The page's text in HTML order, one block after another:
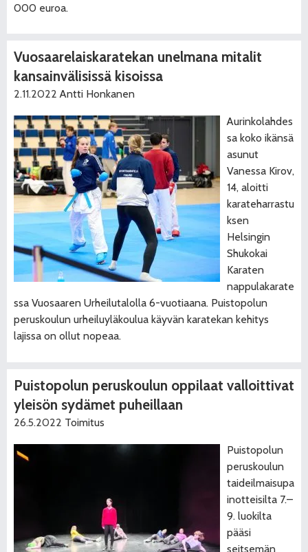
000 euroa.
Vuosaarelaiskaratekan unelmana mitalit
kansainvälisissä kisoissa
2.11.2022 Antti Honkanen
Aurinkolahdes
sa koko ikänsä
asunut
Vanessa Kirov,
14, aloitti
karateharrastu
ksen
Helsingin
Shukokai
Karaten
nappulakarate
ssa Vuosaaren Urheilutalolla 6-vuotiaana. Puistopolun
peruskoulun urheiluyläkoulua käyvän karatekan kehitys
lajissa on ollut nopeaa.
Puistopolun peruskoulun oppilaat valloittivat
yleisön sydämet puheillaan
26.5.2022 Toimitus
Puistopolun
peruskoulun
taideilmaisupa
inotteisilta 7.–
9. luokilta
pääsi
seitsemän